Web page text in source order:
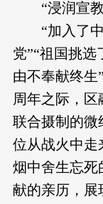
“浸润宣
“加入了
党”“祖国挑
由不奉献终
周年之际，
联合摄制的微
位从战火中走
烟中舍生忘死
献的亲历，展